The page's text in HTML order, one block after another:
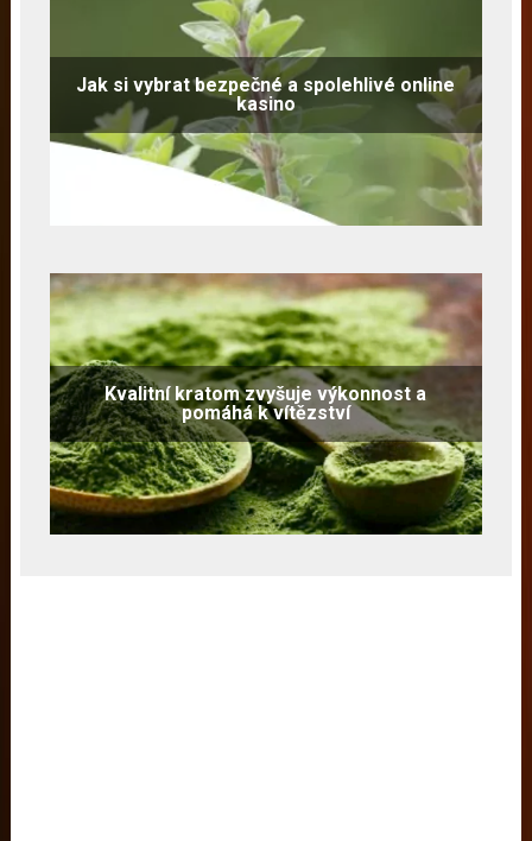
Jak si vybrat bezpečné a spolehlivé online
kasino
Kvalitní kratom zvyšuje výkonnost a
pomáhá k vítězství